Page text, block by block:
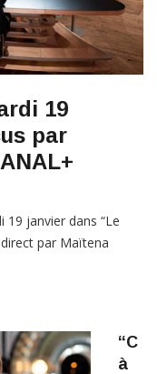
19
par
19 janvier dans “Le
par Maïtena
“C
à